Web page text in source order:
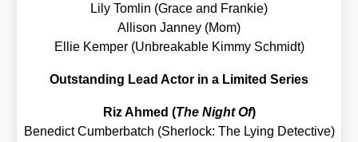
Lily Tom­lin (Grace and Fran­kie)
Alli­son Jan­ney (Mom)
Ellie Kem­per (Unbre­aka­ble Kim­my Schmidt)
Out­stan­ding Lead Actor in a Limi­t­ed Series
Riz Ahmed (The Night Of)
Bene­dict Cum­ber­batch (Sher­lock: The Lying Detec­ti­ve)